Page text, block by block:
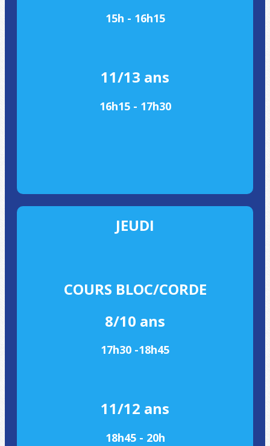
15h - 16h15
11/13 ans
16h15 - 17h30
JEUDI
COURS BLOC/CORDE
8/10 ans
17h30 -18h45
11/12 ans
18h45 - 20h